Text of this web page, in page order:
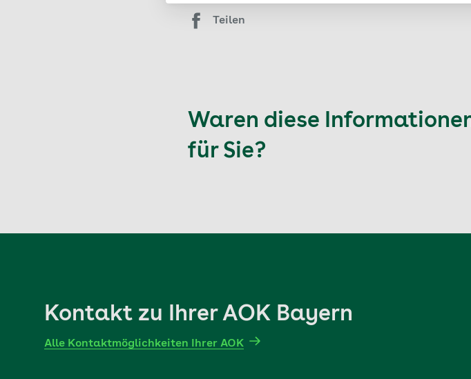
Teilen
Waren diese
für Sie?
Kontakt zu Ihrer AOK Bayern
Alle Kontaktmöglichkeiten Ihrer AOK